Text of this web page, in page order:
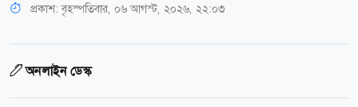
প্রকাশ:বৃহস্পতিবার, ০৬ আগস্ট, ২০২৬, ২২:০৩
অনলাইন ডেস্ক